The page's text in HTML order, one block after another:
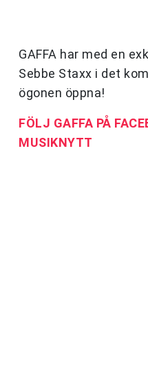
GAFFA har med en
Sebbe Staxx i det
ögonen öppna!
FÖLJ GAFFA PÅ
MUSIKNYTT